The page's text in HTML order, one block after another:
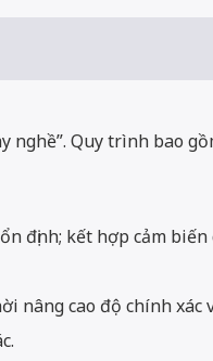
nghề”. Quy trình bao
định; kết hợp cảm biến
nâng cao độ chính xác